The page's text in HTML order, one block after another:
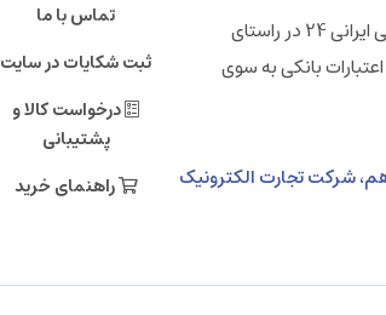
" فروشگاه اینترنتی ایرانی 24 "خانه تولید کنندگان پرتوان ایرانی ، شرکت تجارت الکترونیک دی صاحب امتیاز فروشگاه اینترنتی ایرانی 24 در راستای
بانکی به سوی
ساختمان گروه مالی دی، طبقه دهم، شرکت تجارت الکترونیک
تماس با ما
ثبت شکایات در سایت
درخواست کالا و
پشتیبانی
راهنمای خرید